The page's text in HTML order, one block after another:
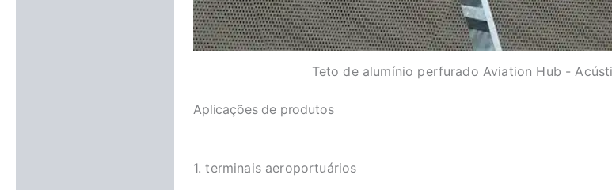
Teto de alumínio perfurado Aviation Hub -
Aplicações de produtos
1. terminais aeroportuários